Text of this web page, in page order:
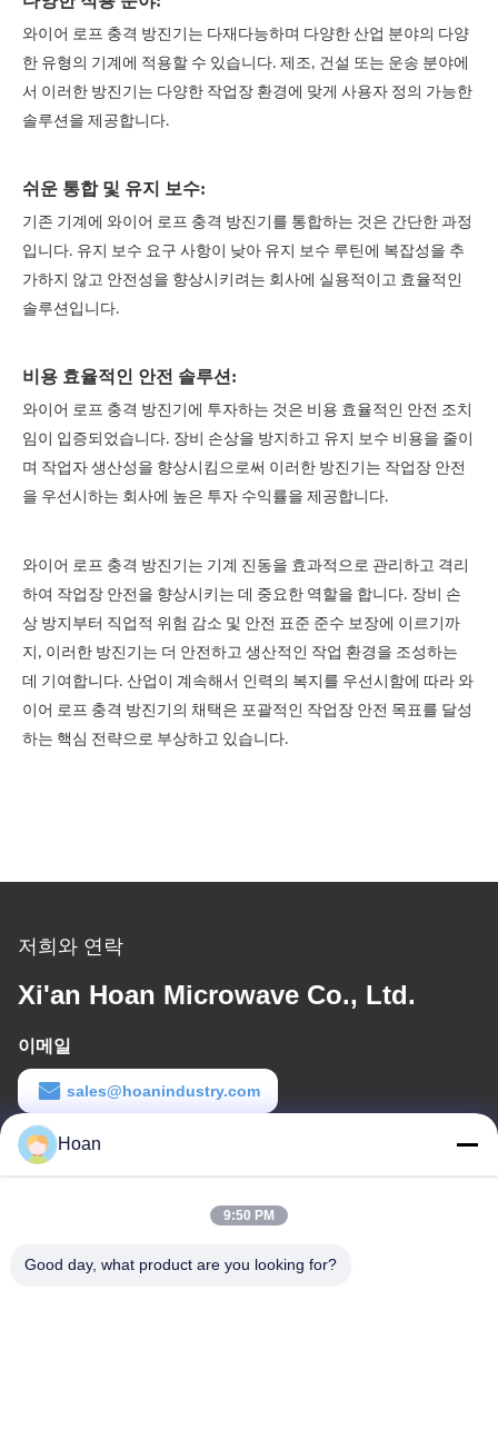
와이어 로프 충격 방진기는 다재다능하며 다양한 산업 분야의 다양
한 유형의 기계에 적용할 수 있습니다. 제조, 건설 또는 운송 분야에
서 이러한 방진기는 다양한 작업장 환경에 맞게 사용자 정의 가능한
솔루션을 제공합니다.
쉬운 통합 및 유지 보수:
기존 기계에 와이어 로프 충격 방진기를 통합하는 것은 간단한 과정
입니다. 유지 보수 요구 사항이 낮아 유지 보수 루틴에 복잡성을 추
가하지 않고 안전성을 향상시키려는 회사에 실용적이고 효율적인
솔루션입니다.
비용 효율적인 안전 솔루션:
와이어 로프 충격 방진기에 투자하는 것은 비용 효율적인 안전 조치
임이 입증되었습니다. 장비 손상을 방지하고 유지 보수 비용을 줄이
며 작업자 생산성을 향상시킴으로써 이러한 방진기는 작업장 안전
을 우선시하는 회사에 높은 투자 수익률을 제공합니다.
와이어 로프 충격 방진기는 기계 진동을 효과적으로 관리하고 격리
하여 작업장 안전을 향상시키는 데 중요한 역할을 합니다. 장비 손
상 방지부터 직업적 위험 감소 및 안전 표준 준수 보장에 이르기까
지, 이러한 방진기는 더 안전하고 생산적인 작업 환경을 조성하는
데 기여합니다. 산업이 계속해서 인력의 복지를 우선시함에 따라 와
이어 로프 충격 방진기의 채택은 포괄적인 작업장 안전 목표를 달성
하는 핵심 전략으로 부상하고 있습니다.
저희와 연락
Xi'an Hoan Microwave Co., Ltd.
이메일
sales@hoanindustry.com
일 시간
8:00-18:00
회사 주소
Hoan
9:50 PM
Good day, what product are you looking for?